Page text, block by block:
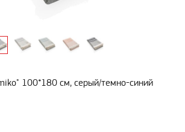
100*180 см, серый/темно-синий